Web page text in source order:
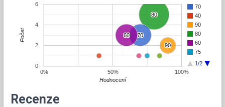
70
40
90
80
60
75
1/2
80
80
70
70
60
60
90
90
0% 50% 100%
0
2
4
6
Hodnocení
Počet
Recenze